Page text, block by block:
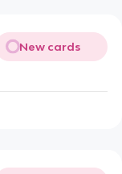
New cards